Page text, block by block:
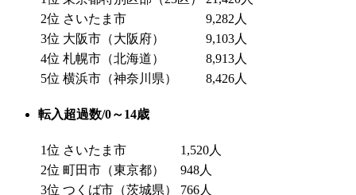
2位 さいたま市
9,282人
3位 大阪市（大阪府）
9,103人
4位 札幌市（北海道）
8,913人
5位 横浜市（神奈川県） 8,426人
転入超過数/0～14歳
1位 さいたま市
1,520人
2位 町田市（東京都）
948人
3位 つくば市（茨城県） 766人